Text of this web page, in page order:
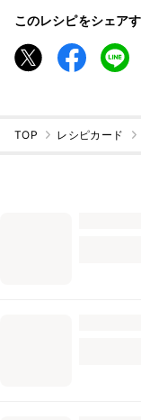
このレシピをシェア
TOP レシピカード